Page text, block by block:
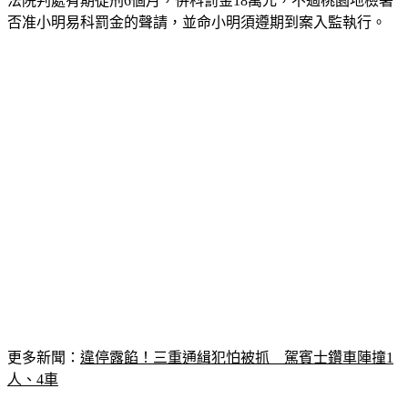
法院判處有期徒刑6個月，併科罰金18萬元，不過桃園地檢署
更多新聞：